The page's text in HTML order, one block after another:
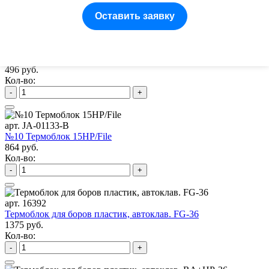
+
496 руб.
Кол-во:
- +
арт. JA-01133-B
№10 Термоблок 15HP/File
864 руб.
Кол-во:
- +
арт. 16392
Термоблок для боров пластик, автоклав. FG-36
1375 руб.
Кол-во:
- +
Оставить заявку